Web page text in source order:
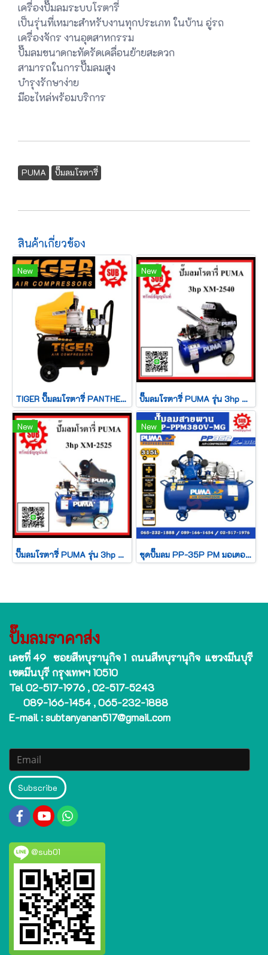
เครื่องปั๊มลมระบบโรตารี่
เป็นรุ่นที่เหมาะสำหรับงานทุกประเภท ในบ้าน อู่รถ
เครื่องจักร งานอุตสาหกรรม
ปั๊มลมขนาดกะทัดรัดเคลื่อนย้ายสะดวก
สามารถในการปั๊มลมสูง
บำรุงรักษาง่าย
มีอะไหล่พร้อมบริการ
PUMA ปั๊มลมโรตารี่
สินค้าเกี่ยวข้อง
New
TIGER ปั๊มลมโรตารี่ PANTHER-X25 2HP 25L
New
ปั๊มลมโรตารี่ PUMA รุ่น 3hp XM-2540
New
ปั๊มลมโรตารี่ PUMA รุ่น 3hp XM-2525
New
ชุดปั๊มลม PP-35P PM มอเตอร์ PUMA 5 HP ถัง 315 L
ปั๊มลมราคาส่ง
เลขที่ 49 ซอยสีหบุรานุกิจ 1 ถนนสีหบุรานุกิจ แขวงมีนบุรี
เขตมีนบุรี กรุงเทพฯ 10510
Tel 02-517-1976 , 02-517-5243
089-166-1454 , 065-232-1888
E-mail : subtanyanan517@gmail.com
Subscribe
@sub01